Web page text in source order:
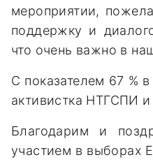
мероприятии,
поддержку и
что очень важно в
С показателем 67 %
активистка НТГСПИ
Благодарим и
участием в выборах